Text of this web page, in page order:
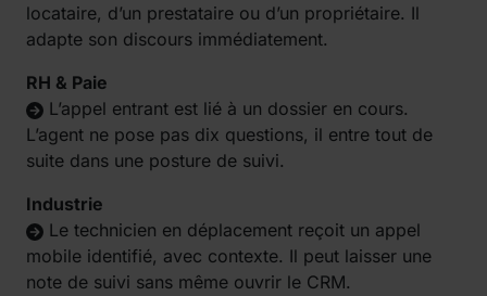
locataire, d’un prestataire ou d’un propriétaire. Il
adapte son discours immédiatement.
RH & Paie
L’appel entrant est lié à un dossier en cours.
L’agent ne pose pas dix questions, il entre tout de
suite dans une posture de suivi.
Industrie
Le technicien en déplacement reçoit un appel
mobile identifié, avec contexte. Il peut laisser une
note de suivi sans même ouvrir le CRM.